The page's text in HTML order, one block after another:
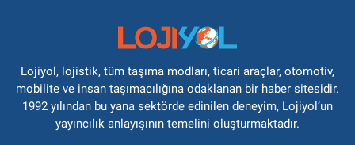
Lojiyol, lojistik, tüm taşıma modları, ticari araçlar, otomotiv,
mobilite ve insan taşımacılığına odaklanan bir haber sitesidir.
1992 yılından bu yana sektörde edinilen deneyim, Lojiyol’un
yayıncılık anlayışının temelini oluşturmaktadır.